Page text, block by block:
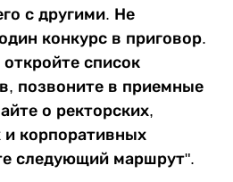
с другими. Не
конкурс в приговор.
список
позвоните в приемные
о ректорских,
и корпоративных
следующий маршрут".